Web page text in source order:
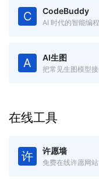
C CodeBuddy
A AI生图
在线工具
许 许愿墙
免费在线许愿网站